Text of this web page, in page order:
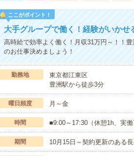
ここがポイント！
大手グループで働く！経験がいか
高時給で効率よく働く！月収31万円～！！
のお仕事決めましょう！
勤務地
東京都江東区
豊洲駅から徒歩3分
曜日頻度 月～金
時間 ■9:00～17:30（休憩1h、実
期間 10月15日～契約更新のあ